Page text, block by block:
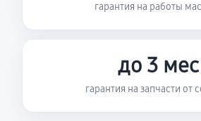
гарантия на работы
до 3 мес
гарантия на запчасти от